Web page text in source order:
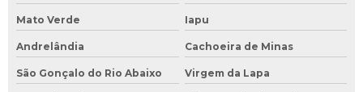
Mato Verde Iapu
Andrelândia Cachoeira de Minas
São Gonçalo do Rio Abaixo Virgem da Lapa